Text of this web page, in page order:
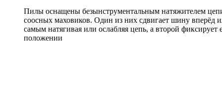
Пилы оснащены безынструментальным натяжителем
соосных маховиков. Один из них сдвигает шину вперёд
самым натягивая или ослабляя цепь, а второй фиксирует
положении